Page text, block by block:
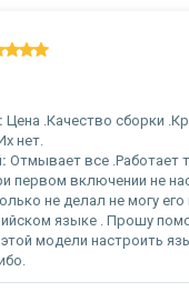
Цена .Качество сборки
нет.
Отмывает все .Работает
первом включении не
не делал не могу
языке . Прошу
модели настроить